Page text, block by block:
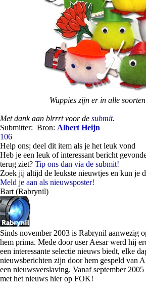
Wuppies zijn er in alle
Met dank aan blrrrt voor de submit.
Submitter: Bron: Albert Heijn
106
Help ons; deel dit item als je het leuk vond
Heb je een leuk of interessant bericht
terug ziet? Tip ons dan via de submit!
Zoek jij altijd de leukste nieuwtjes en kun je
Meld je aan als nieuwsposter!
Bart (Rabrynil)
Sinds november 2003 is Rabrynil aanwezig
hem prima. Mede door user Aesar werd hij
een interessante selectie nieuws biedt, elke
nieuwsberichten zijn door hem gespeld van
een nieuwsverslaving. Vanaf september
met het nieuws hier op FOK!